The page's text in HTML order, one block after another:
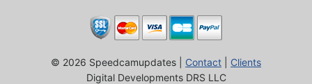
© 2026 Speedcamupdates | Contact
Clients
Digital Developments DRS LLC